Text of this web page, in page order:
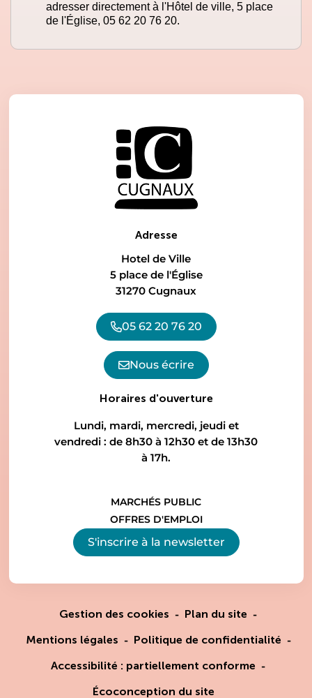
adresser directement à l'Hôtel de ville, 5 place
de l'Église, 05 62 20 76 20.
Adresse
Hotel de Ville
5 place de l'Église
31270 Cugnaux
05 62 20 76 20
Nous écrire
Horaires d'ouverture
Lundi, mardi, mercredi, jeudi et
vendredi : de 8h30 à 12h30 et de 13h30
à 17h.
MARCHÉS PUBLIC
OFFRES D'EMPLOI
S'inscrire à la newsletter
Gestion des cookies
Plan du site
Mentions légales
Politique de confidentialité
Accessibilité : partiellement conforme
Écoconception du site